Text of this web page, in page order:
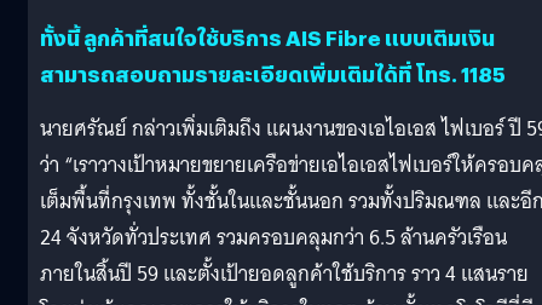
ทั้งนี้ ลูกค้าที่สนใจใช้บริการ AIS Fibre แบบเติมเงิน
สามารถสอบถามรายละเอียดเพิ่มเติมได้ที่ โทร. 1185
นายศรัณย์ กล่าวเพิ่มเติมถึง แผนงานของเอไอเอส ไฟเบอร์ ปี
ว่า “เราวางเป้าหมายขยายเครือข่ายเอไอเอสไฟเบอร์ให้ครอบ
เต็มพื้นที่กรุงเทพ ทั้งชั้นในและชั้นนอก รวมทั้งปริมณฑล และอี
24 จังหวัดทั่วประเทศ รวมครอบคลุมกว่า 6.5 ล้านครัวเรือน
ภายในสิ้นปี 59 และตั้งเป้ายอดลูกค้าใช้บริการ ราว 4 แสนราย